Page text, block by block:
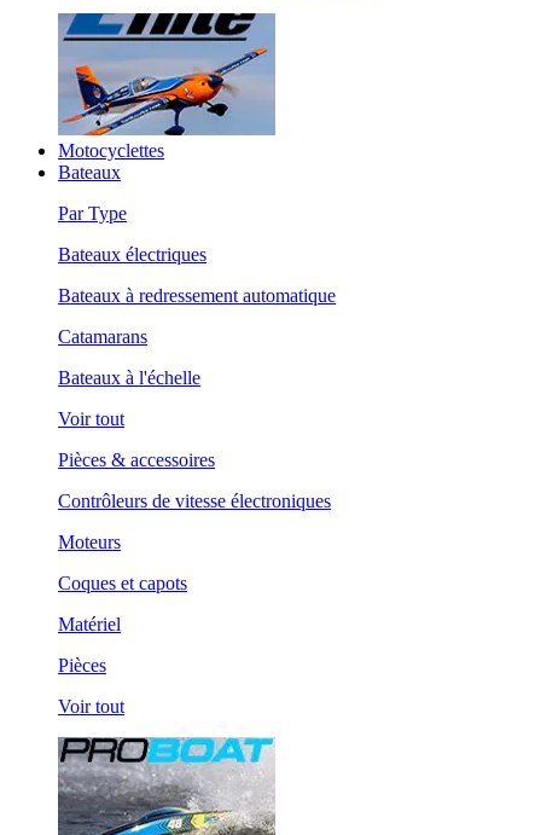
Motocyclettes
Bateaux
Par Type
Bateaux électriques
Bateaux à redressement automatique
Catamarans
Bateaux à l'échelle
Voir tout
Pièces & accessoires
Contrôleurs de vitesse électroniques
Moteurs
Coques et capots
Matériel
Pièces
Voir tout